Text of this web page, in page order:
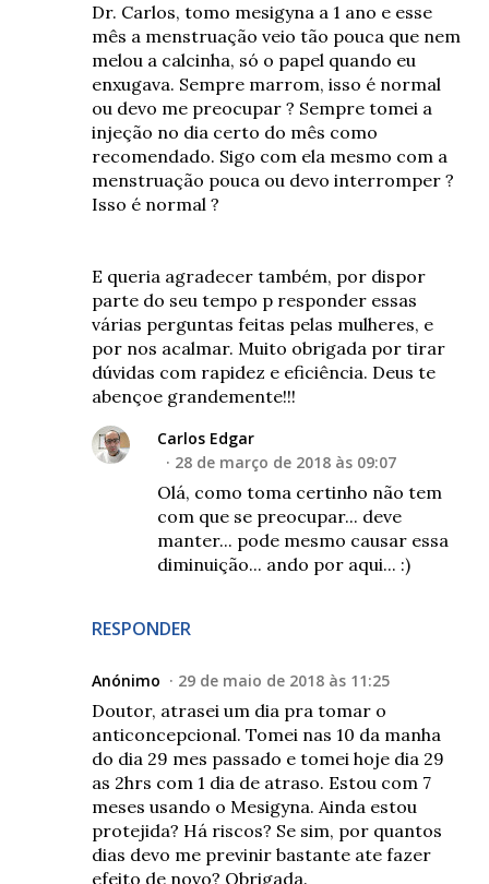
Dr. Carlos, tomo mesigyna a 1 ano e esse
mês a menstruação veio tão pouca que nem
melou a calcinha, só o papel quando eu
enxugava. Sempre marrom, isso é normal
ou devo me preocupar ? Sempre tomei a
injeção no dia certo do mês como
recomendado. Sigo com ela mesmo com a
menstruação pouca ou devo interromper ?
Isso é normal ?
E queria agradecer também, por dispor
parte do seu tempo p responder essas
várias perguntas feitas pelas mulheres, e
por nos acalmar. Muito obrigada por tirar
dúvidas com rapidez e eficiência. Deus te
abençoe grandemente!!!
RESPONDER
Carlos Edgar
28 de março de 2018 às 09:07
Olá, como toma certinho não tem
com que se preocupar... deve
manter... pode mesmo causar essa
diminuição... ando por aqui... :)
Anónimo 29 de maio de 2018 às 11:25
Doutor, atrasei um dia pra tomar o
anticoncepcional. Tomei nas 10 da manha
do dia 29 mes passado e tomei hoje dia 29
as 2hrs com 1 dia de atraso. Estou com 7
meses usando o Mesigyna. Ainda estou
protejida? Há riscos? Se sim, por quantos
dias devo me previnir bastante ate fazer
efeito de novo? Obrigada.